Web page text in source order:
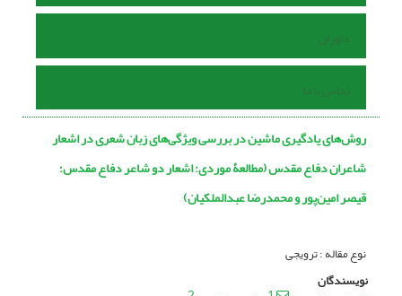
داوران
تماس با ما
روش‌های یادگیری ماشین در بررسی ویژگی‌های زبان شعری در اشعار
شاعران دفاع مقدس (مطالعۀ موردی: اشعار دو شاعر دفاع مقدس؛
قیصر امین‌پور و محمدرضا عبدالملکیان)
نوع مقاله : ترویجی
نویسندگان